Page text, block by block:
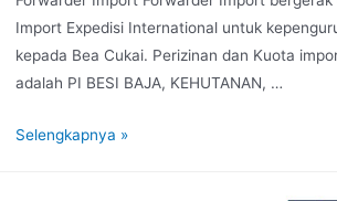
Import Expedisi International untuk
kepada Bea Cukai. Perizinan dan Kuota
adalah PI BESI BAJA, KEHUTANAN, …
Selengkapnya »